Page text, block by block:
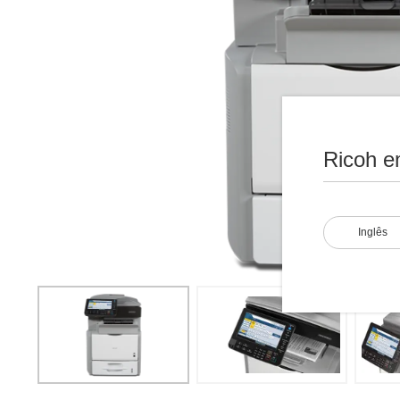
Ricoh
Inglês